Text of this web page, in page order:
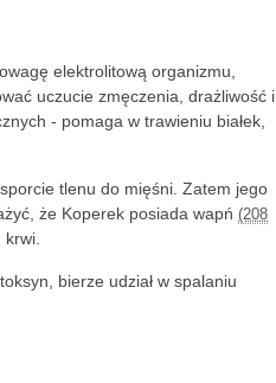
elektrolitową organizmu,
uczucie zmęczenia, drażliwość i
- pomaga w trawieniu białek,
tlenu do mięśni. Zatem jego
że Koperek posiada wapń (208
bierze udział w spalaniu